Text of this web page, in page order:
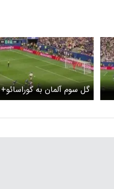
گل سوم آلمان به کوراسائو+
ویدئو